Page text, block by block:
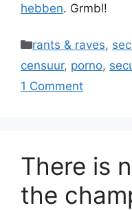
hebben. Grmbl!
Categories
rants & raves,
censuur, porno,
1 Comment
There is
the